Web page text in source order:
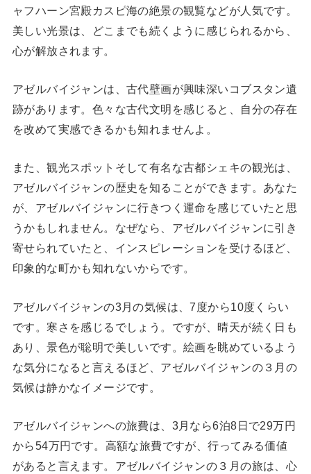
ャフハーン宮殿カスピ海の絶景の観覧などが人気です。
美しい光景は、どこまでも続くように感じられるから、
心が解放されます。
アゼルバイジャンは、古代壁画が興味深いコブスタン遺
跡があります。色々な古代文明を感じると、自分の存在
を改めて実感できるかも知れませんよ。
また、観光スポットそして有名な古都シェキの観光は、
アゼルバイジャンの歴史を知ることができます。あなた
が、アゼルバイジャンに行きつく運命を感じていたと思
うかもしれません。なぜなら、アゼルバイジャンに引き
寄せられていたと、インスピレーションを受けるほど、
印象的な町かも知れないからです。
アゼルバイジャンの3月の気候は、7度から10度くらい
です。寒さを感じるでしょう。ですが、晴天が続く日も
あり、景色が聡明で美しいです。絵画を眺めているよう
な気分になると言えるほど、アゼルバイジャンの３月の
気候は静かなイメージです。
アゼルバイジャンへの旅費は、3月なら6泊8日で29万円
から54万円です。高額な旅費ですが、行ってみる価値
があると言えます。アゼルバイジャンの３月の旅は、心